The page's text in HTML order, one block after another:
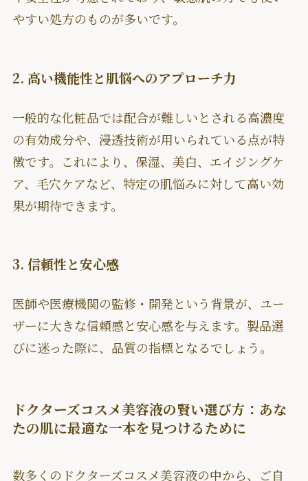
やすい処方のものが多いです。
2. 高い機能性と肌悩へのアプローチ力
一般的な化粧品では配合が難しいとされる高濃度
の有効成分や、浸透技術が用いられている点が特
徴です。これにより、保湿、美白、エイジングケ
ア、毛穴ケアなど、特定の肌悩みに対して高い効
果が期待できます。
3. 信頼性と安心感
医師や医療機関の監修・開発という背景が、ユー
ザーに大きな信頼感と安心感を与えます。製品選
びに迷った際に、品質の指標となるでしょう。
ドクターズコスメ美容液の賢い選び方：あな
たの肌に最適な一本を見つけるために
数多くのドクターズコスメ美容液の中から、ご自